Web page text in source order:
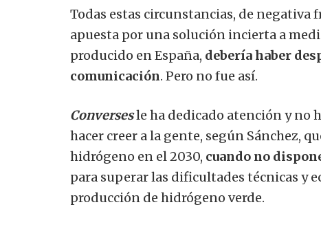
Todas estas circunstancias, de negativa
apuesta por una solución incierta a
producido en España, debería haber
comunicación. Pero no fue así.
Conversesle ha dedicado atención y no
hacer creer a la gente, según Sánchez,
hidrógeno en el 2030, cuando no
para superar las dificultades técnicas y
producción de hidrógeno verde.